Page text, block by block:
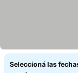
Seleccioná las